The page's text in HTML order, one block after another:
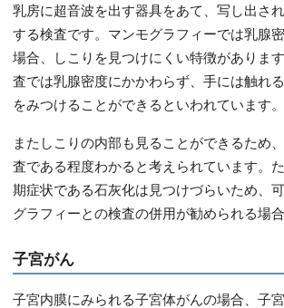
乳房に超音波を出す器具をあて、写し出さ
する検査です。マンモグラフィーでは乳腺
場合、しこりを見つけにくい特徴がありま
査では乳腺密度にかかわらず、手には触れ
をみつけることができるといわれています。
またしこりの内部も見ることができるため
査である程度わかると考えられています。
期症状である石灰化は見つけづらいため、
グラフィーとの検査の併用が勧められる場合
子宮がん
子宮内膜にみられる子宮体がんの場合、子